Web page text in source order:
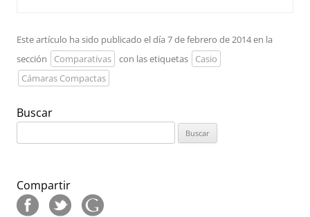
Este artículo ha sido publicado el día 7 de febrero de 2014 en la
sección
Comparativas con las etiquetas
Casio
Cámaras Compactas
Buscar
Compartir